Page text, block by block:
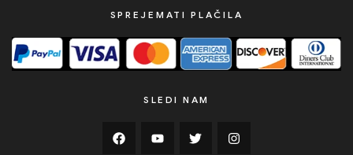
SPREJEMATI PLAČILA
SLEDI NAM